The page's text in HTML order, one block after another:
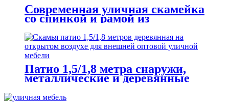
Современная уличная скамейка
со спинкой и рамой из
нержавеющей стали
Патио 1,5/1,8 метра снаружи,
металлические и деревянные
уличной мебели